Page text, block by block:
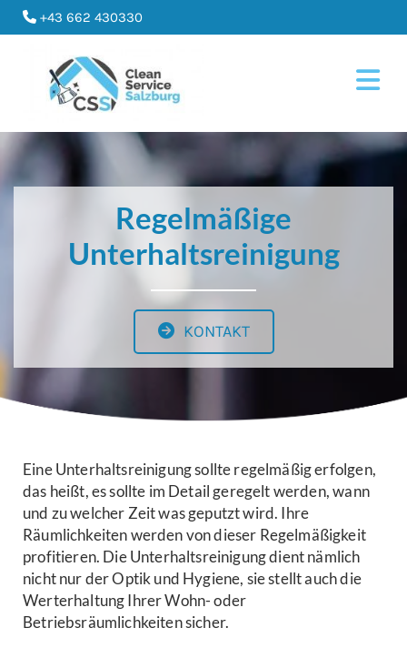
 +43 662 430330
Regelmäßige
Unterhaltsreinigung
KONTAKT
Eine Unterhaltsreinigung sollte regelmäßig erfolgen,
das heißt, es sollte im Detail geregelt werden, wann
und zu welcher Zeit was geputzt wird. Ihre
Räumlichkeiten werden von dieser Regelmäßigkeit
profitieren. Die Unterhaltsreinigung dient nämlich
nicht nur der Optik und Hygiene, sie stellt auch die
Werterhaltung Ihrer Wohn- oder
Betriebsräumlichkeiten sicher.